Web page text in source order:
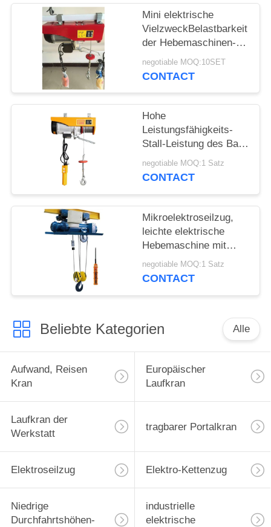
PRIVACY
POLICY
Mini elektrische
VielzweckBelastbarkeit
der Hebemaschinen-
0.1-1T mit CER-ISO-
Bescheinigung
negotiable MOQ:10SET
CONTACT
Hohe
Leistungsfähigkeits-
Stall-Leistung des Bau-
Elektroseilzug-1000kg
negotiable MOQ:1 Satz
CONTACT
Mikroelektroseilzug,
leichte elektrische
Hebemaschine mit
CER-ISO-
Bescheinigung
negotiable MOQ:1 Satz
CONTACT
Beliebte Kategorien Alle
Aufwand, Reisen
Kran
Europäischer
Laufkran
Laufkran der
Werkstatt
tragbarer Portalkran
Elektroseilzug Elektro-Kettenzug
Niedrige
Durchfahrtshöhen-
industrielle
elektrische